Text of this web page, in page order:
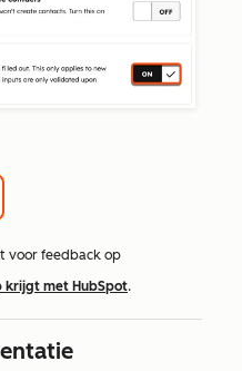
voor feedback op
krijgt met HubSpot.